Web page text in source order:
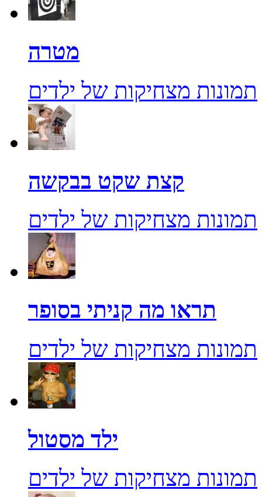
מטרה
תמונות מצחיקות של ילדים
קצת שקט בבקשה
תמונות מצחיקות של ילדים
תראו מה קניתי בסופר
תמונות מצחיקות של ילדים
ילד מסטול
תמונות מצחיקות של ילדים